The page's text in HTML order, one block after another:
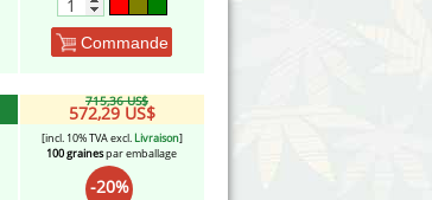
Commande
715,36 US$
572,29 US$
[incl. 10% TVA excl. Livraison]
100 grainespar emballage
-20%